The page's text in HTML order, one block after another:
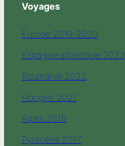
Voyages
Europe 2019-2020
Espagne atlantique 2023
Roumanie 2022
Hongrie 2021
Alpes 2018
Pyrénées 2017